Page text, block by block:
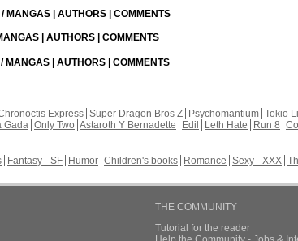
MANGAS | AUTHORS | COMMENTS
| AUTHORS | COMMENTS
MANGAS | AUTHORS | COMMENTS
Express Super Dragon Bros Z Psychomantium Tokio
Gada Only Two Astaroth Y Bernadette Edil Leth Hate Run 8
Fantasy - SF Humor Children's books Romance Sexy - XXX
THE COMMUNITY
Tutorial for the reader